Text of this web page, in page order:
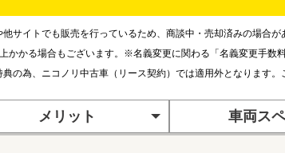
サイトでも販売を行っているため、商談中・売却済みの場合
かかる場合もございます。※名義変更に関わる「名義変更手数
典の為、ニコノリ中古車（リース契約）では適用外となります
メリット 車両ス